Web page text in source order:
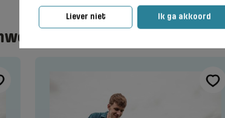
Liever niet Ik ga akkoord
te worden